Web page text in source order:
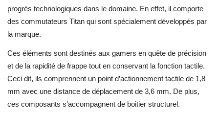
progrès technologiques dans le domaine. En effet, il comporte
des commutateurs Titan qui sont spécialement développés par
la marque.
Ces éléments sont destinés aux gamers en quête de précision
et de la rapidité de frappe tout en conservant la fonction tactile.
Ceci dit, ils comprennent un point d’actionnement tactile de 1,8
mm avec une distance de déplacement de 3,6 mm. De plus,
ces composants s’accompagnent de boitier structurel.